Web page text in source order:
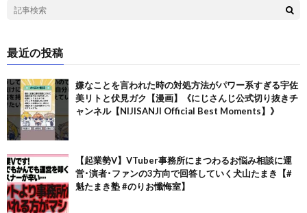
最近の投稿
嫌なことを言われた時の対処方法がパワー系すぎる宇佐
美リトと伏見ガク【漫画】《にじさんじ公式切り抜きチ
ャンネル【NIJISANJI Official Best Moments】》
【起業勢V】VTuber事務所にまつわるお悩み相談に運
営･演者･ファンの3方向で回答していく犬山たまき【#
魁たまき塾 #のりお懺悔室】